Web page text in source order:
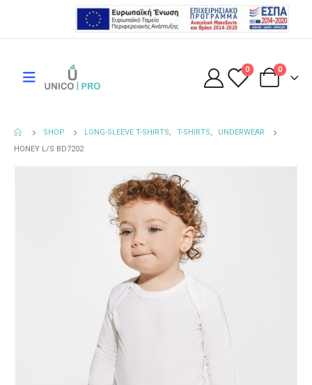
0 0
SHOP LONG-SLEEVE T-SHIRTS, T-SHIRTS,
UNDERWEAR
HONEY L/S BD7202